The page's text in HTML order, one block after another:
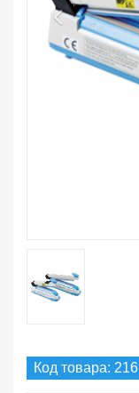
Код товара: 216